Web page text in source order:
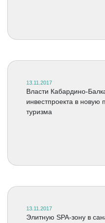
13.11.2017
Власти Кабардино-
инвестпроекта в новую
туризма
13.11.2017
Элитную SPA-зону в